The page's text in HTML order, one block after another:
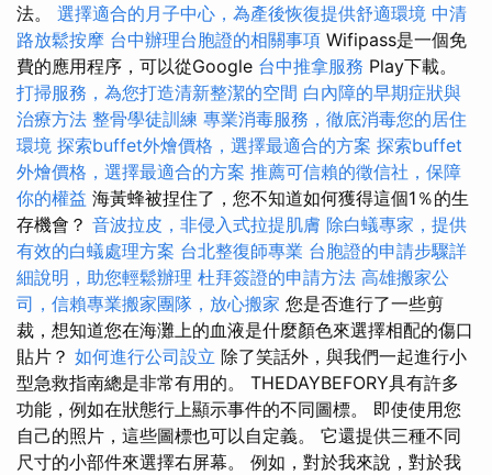
法。 選擇適合的月子中心，為產後恢復提供舒適環境 中清
路放鬆按摩 台中辦理台胞證的相關事項 Wifipass是一個免
費的應用程序，可以從Google 台中推拿服務 Play下載。
打掃服務，為您打造清新整潔的空間 白內障的早期症狀與
治療方法 整骨學徒訓練 專業消毒服務，徹底消毒您的居住
環境 探索buffet外燴價格，選擇最適合的方案 探索buffet
外燴價格，選擇最適合的方案 推薦可信賴的徵信社，保障
你的權益 海黃蜂被捏住了，您不知道如何獲得這個1％的生
存機會？ 音波拉皮，非侵入式拉提肌膚 除白蟻專家，提供
有效的白蟻處理方案 台北整復師專業 台胞證的申請步驟詳
細說明，助您輕鬆辦理 杜拜簽證的申請方法 高雄搬家公
司，信賴專業搬家團隊，放心搬家 您是否進行了一些剪
裁，想知道您在海灘上的血液是什麼顏色來選擇相配的傷口
貼片？ 如何進行公司設立 除了笑話外，與我們一起進行小
型急救指南總是非常有用的。 THEDAYBEFORY具有許多
功能，例如在狀態行上顯示事件的不同圖標。 即使使用您
自己的照片，這些圖標也可以自定義。 它還提供三種不同
尺寸的小部件來選擇右屏幕。 例如，對於我來說，對於我